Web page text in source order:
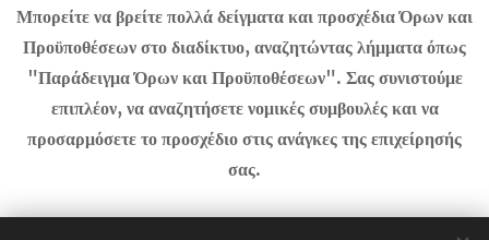
Μπορείτε να βρείτε πολλά δείγματα και προσχέδια Όρων και
Προϋποθέσεων στο διαδίκτυο, αναζητώντας λήμματα όπως
"Παράδειγμα Όρων και Προϋποθέσεων". Σας συνιστούμε
επιπλέον, να αναζητήσετε νομικές συμβουλές και να
προσαρμόσετε το προσχέδιο στις ανάγκες της επιχείρησής
σας.